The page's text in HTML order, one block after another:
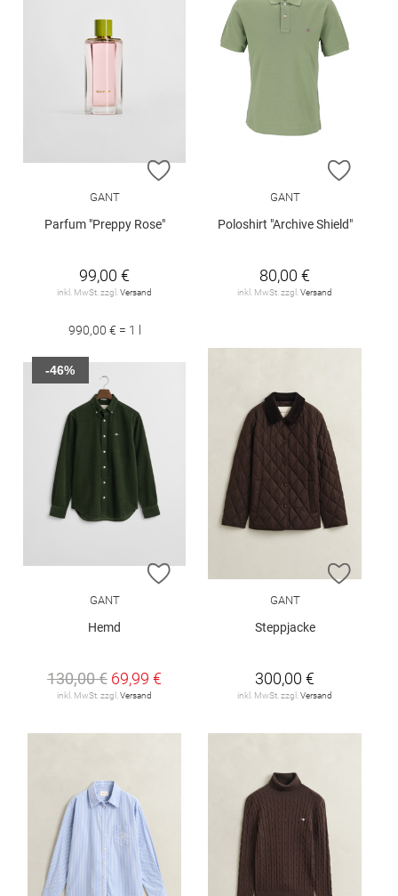
ZUR WUNSCHLISTE HINZUFÜGEN
GANT
Parfum "Preppy Rose"
99,00 €
inkl. MwSt. zzgl.Versand
990,00 € = 1 l
ZUR
GANT
Poloshirt "Archive Shield"
80,00 €
inkl. MwSt. zzgl.Versand
ZUR WUNSCHLISTE HINZUFÜGEN
GANT
Hemd
130,00 € 69,99 €
inkl. MwSt. zzgl.Versand
-46%
ZUR
GANT
Steppjacke
300,00 €
inkl. MwSt. zzgl.Versand